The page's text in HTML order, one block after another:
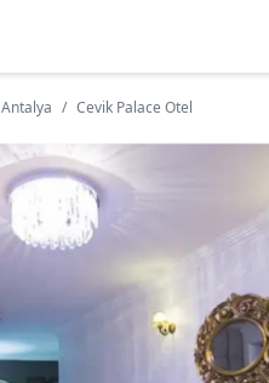
Antalya Cevik Palace Otel